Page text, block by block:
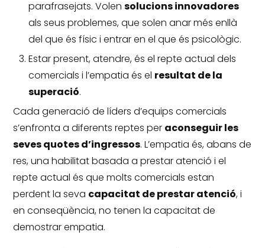
parafrasejats.Volensolucions innovadores
als seus problemes, que solen anar més enllà
del que és físic i entrar en el que és psicològic.
Estar present, atendre, és el repte actual dels
comercials i l’empatia és el resultat de la
superació.
Cada generació de líders d’equips comercials
s’enfronta a diferents reptes per aconseguir les
seves quotes d’ingressos.L’empatia és, abans de
res, una habilitat basada a prestar atenció i el
repte actual és que molts comercials estan
perdent la seva capacitat de prestar atenció, i
en conseqüència, no tenen la capacitat de
demostrar empatia.